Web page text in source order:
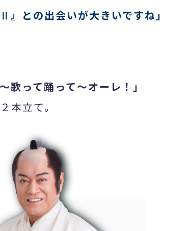
』との出会いが大きいですね」
歌って踊って～オーレ！」
本立て。